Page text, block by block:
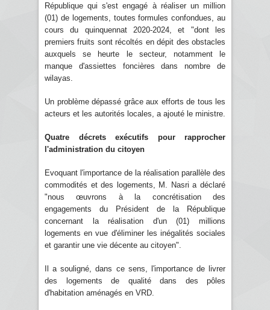
République qui s'est engagé à réaliser un million
(01) de logements, toutes formules confondues, au
cours du quinquennat 2020-2024, et "dont les
premiers fruits sont récoltés en dépit des obstacles
auxquels se heurte le secteur, notamment le
manque d'assiettes foncières dans nombre de
wilayas.
Un problème dépassé grâce aux efforts de tous les
acteurs et les autorités locales, a ajouté le ministre.
Quatre décrets exécutifs pour rapprocher
l'administration du citoyen
Evoquant l'importance de la réalisation parallèle des
commodités et des logements, M. Nasri a déclaré
"nous œuvrons à la concrétisation des
engagements du Président de la République
concernant la réalisation d'un (01) millions
logements en vue d'éliminer les inégalités sociales
et garantir une vie décente au citoyen".
Il a souligné, dans ce sens, l'importance de livrer
des logements de qualité dans des pôles
d'habitation aménagés en VRD.